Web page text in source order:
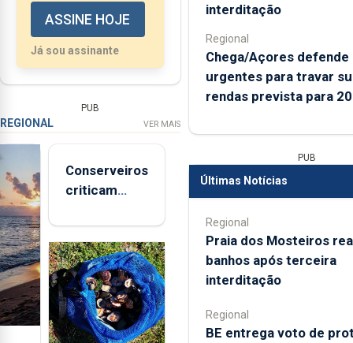
ASSINE HOJE
Já sou assinante
PUB
REGIONAL VER MAIS
Conserveiros
criticam
brancas com
selo Marca
Açores
interditação
Regional
Chega/Açores defende
urgentes para travar
rendas prevista para
PUB
Últimas Notícias
Regional
Praia dos Mosteiros
banhos após terceira
interditação
Regional
BE entrega voto de